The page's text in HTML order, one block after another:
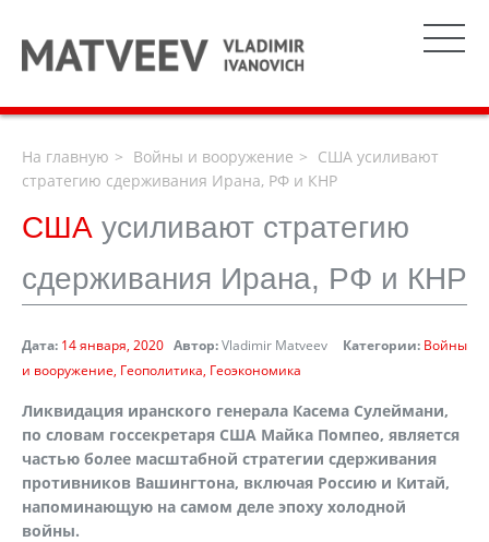
На главную Войны и вооружение
США усиливают
стратегию сдерживания Ирана, РФ и КНР
США усиливают стратегию
сдерживания Ирана, РФ и КНР
Дата: 14 января, 2020 Автор:Vladimir Matveev Категории: Войны
и вооружение Геополитика Геоэкономика
Ликвидация иранского генерала Касема Сулеймани,
по словам госсекретаря США Майка Помпео, является
частью более масштабной стратегии сдерживания
противников Вашингтона, включая Россию и Китай,
напоминающую на самом деле эпоху холодной
войны.